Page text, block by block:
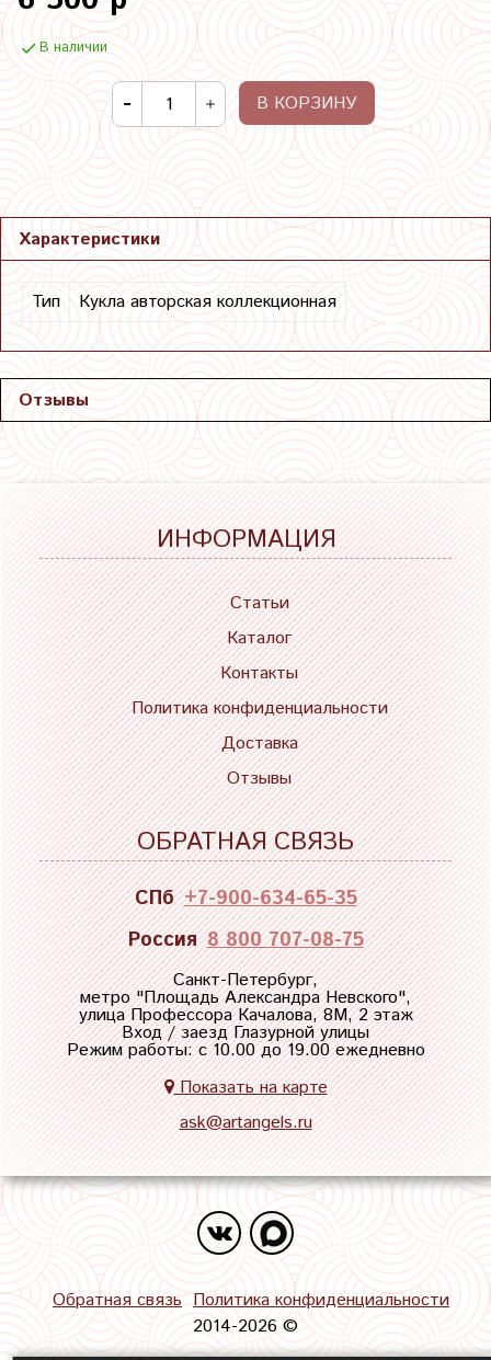
В наличии
В КОРЗИНУ
Характеристики
Тип Кукла авторская коллекционная
Отзывы
ИНФОРМАЦИЯ
Статьи
Каталог
Контакты
Политика конфиденциальности
Доставка
Отзывы
ОБРАТНАЯ СВЯЗЬ
СПб +7-900-634-65-35
Россия 8 800 707-08-75
Санкт-Петербург,
метро "Площадь Александра Невского",
улица Профессора Качалова, 8М, 2 этаж
Вход / заезд Глазурной улицы
Режим работы: с 10.00 до 19.00 ежедневно
Показать на карте
ask@artangels.ru
Обратная связь Политика конфиденциальности
2014-2026 ©